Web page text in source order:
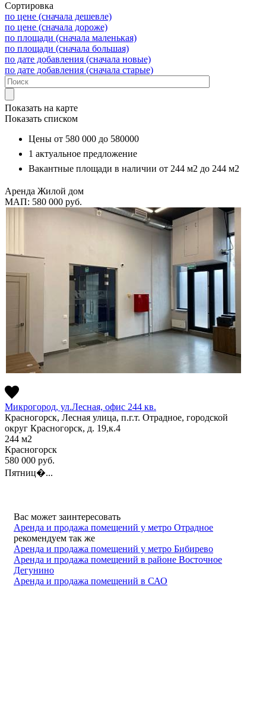
Сортировка
по цене (сначала дешевле)
по цене (сначала дороже)
по площади (сначала маленькая)
по площади (сначала большая)
по дате добавления (сначала новые)
по дате добавления (сначала старые)
Показать на карте
Показать списком
Цены от 580 000 до 580000
1 актуальное предложение
Вакантные площади в наличии от 244 м2 до 244 м2
Аренда Жилой дом
МАП: 580 000 руб.
Микрогород, ул.Лесная, офис 244 кв.
Красногорск, Лесная улица, п.г.т. Отрадное, городской
округ Красногорск, д. 19,к.4
244 м2
Красногорск
580 000 руб.
Пятниц�...
Вас может заинтересовать
Аренда и продажа помещений у метро Отрадное
рекомендуем так же
Аренда и продажа помещений у метро Бибирево
Аренда и продажа помещений в районе Восточное
Дегунино
Аренда и продажа помещений в САО